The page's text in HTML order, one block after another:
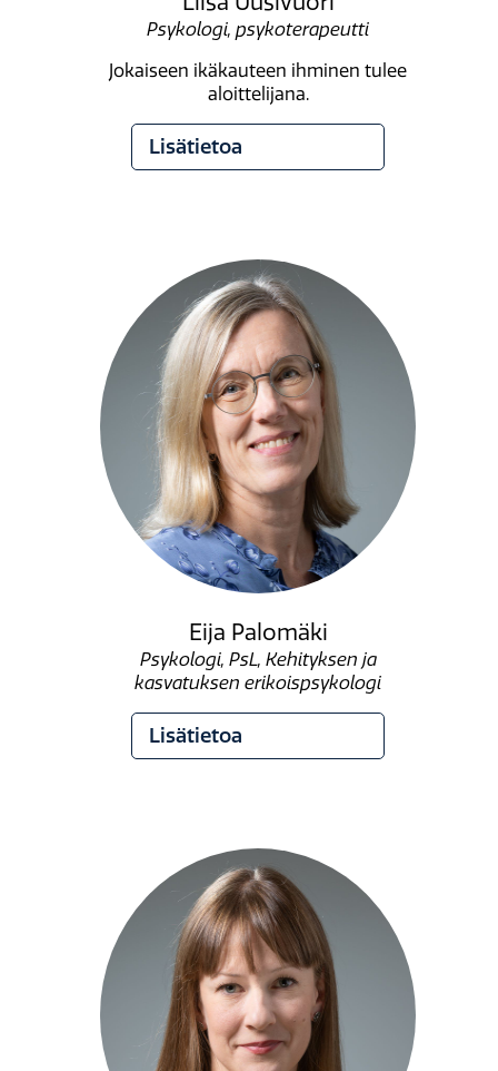
Psykologi, psykoterapeutti
Jokaiseen ikäkauteen ihminen tulee
aloittelijana.
Lisätietoa
Eija Palomäki
Psykologi, PsL, Kehityksen ja
kasvatuksen erikoispsykologi
Lisätietoa